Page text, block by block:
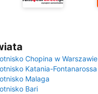
Chopina w Warszawie
Katania-Fontanarossa
Malaga
Bari